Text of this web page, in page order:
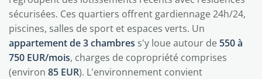
sécurisées. Ces quartiers offrent gardiennage 24h/24,
piscines, salles de sport et espaces verts. Un
appartement de 3 chambres s'y loue autour de 550 à
750 EUR/mois, charges de copropriété comprises
(environ 85 EUR). L'environnement convient